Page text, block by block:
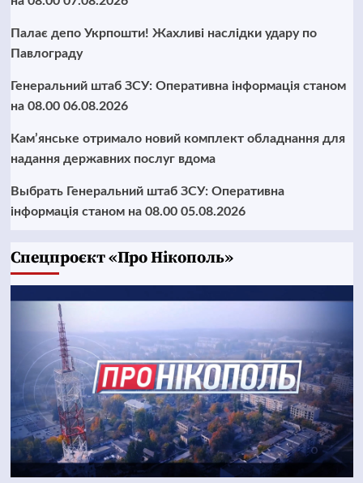
Палає депо Укрпошти! Жахливі наслідки удару по
Павлограду
Генеральний штаб ЗСУ: Оперативна інформація станом
на 08.00 06.08.2026
Кам’янське отримало новий комплект обладнання для
надання державних послуг вдома
Выбрать Генеральний штаб ЗСУ: Оперативна
інформація станом на 08.00 05.08.2026
Cпецпроєкт «Про Нікополь»